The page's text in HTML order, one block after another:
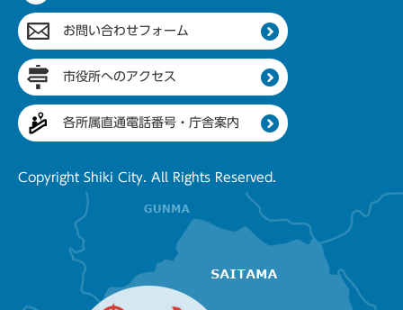
お問い合わせフォーム
市役所へのアクセス
各所属直通電話番号・庁舎案内
Copyright Shiki City. All Rights Reserved.